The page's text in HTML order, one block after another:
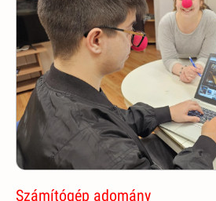
Számítógép adomány